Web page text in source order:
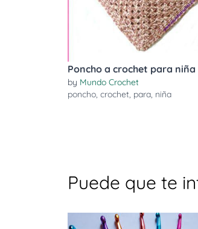
Poncho a crochet para niña
by Mundo Crochet
poncho, crochet, para, niña
Puede que te